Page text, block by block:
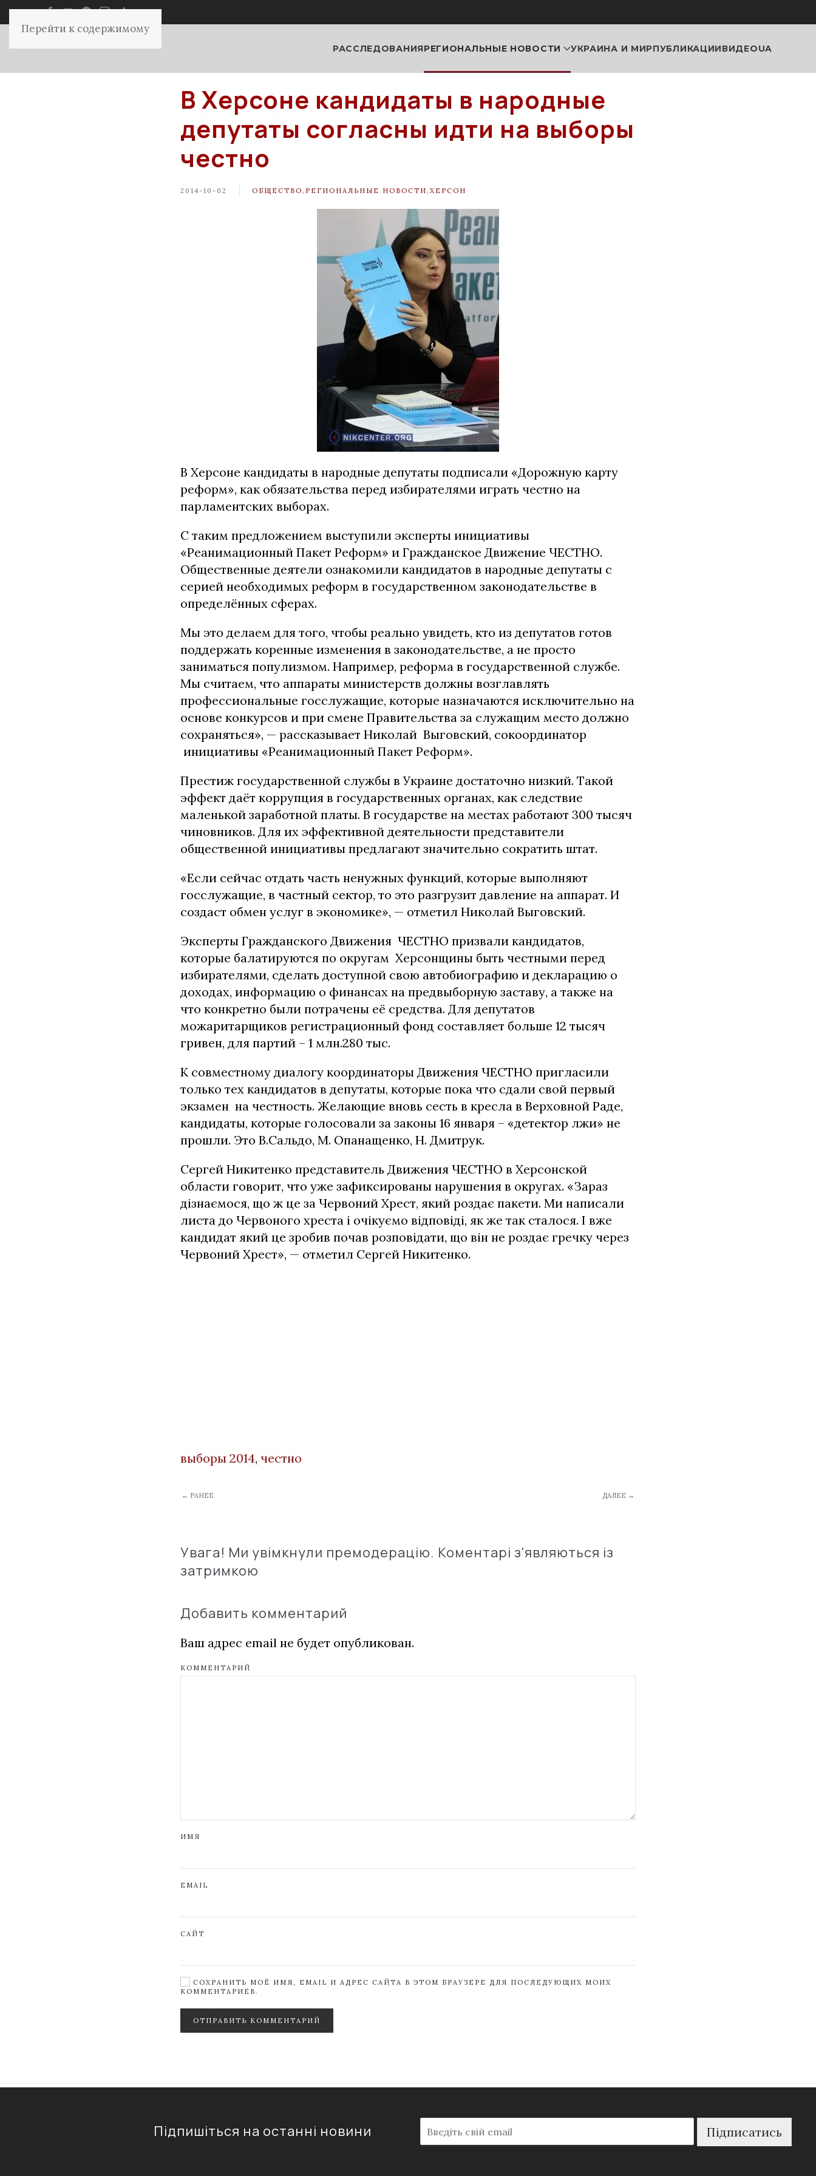
Перейти к содержимому
РАССЛЕДОВАНИЯРЕГИОНАЛЬНЫЕ НОВОСТИ УКРАИНА И МИРПУБЛИКАЦИИВИДЕОUA
В Херсоне кандидаты в народные
депутаты согласны идти на выборы
честно
2014-10-02 ОБЩЕСТВО РЕГИОНАЛЬНЫЕ НОВОСТИ ХЕРСОН
В Херсоне кандидаты в народные депутаты подписали «Дорожную карту
реформ», как обязательства перед избирателями играть честно на
парламентских выборах.
С таким предложением выступили эксперты инициативы
«Реанимационный Пакет Реформ» и Гражданское Движение ЧЕСТНО.
Общественные деятели ознакомили кандидатов в народные депутаты с
серией необходимых реформ в государственном законодательстве в
определённых сферах.
Мы это делаем для того, чтобы реально увидеть, кто из депутатов готов
поддержать коренные изменения в законодательстве, а не просто
заниматься популизмом. Например, реформа в государственной службе.
Мы считаем, что аппараты министерств должны возглавлять
профессиональные госслужащие, которые назначаются исключительно на
основе конкурсов и при смене Правительства за служащим место должно
сохраняться», — рассказывает Николай Выговский, сокоординатор
инициативы «Реанимационный Пакет Реформ».
Престиж государственной службы в Украине достаточно низкий. Такой
эффект даёт коррупция в государственных органах, как следствие
маленькой заработной платы. В государстве на местах работают 300 тысяч
чиновников. Для их эффективной деятельности представители
общественной инициативы предлагают значительно сократить штат.
«Если сейчас отдать часть ненужных функций, которые выполняют
госслужащие, в частный сектор, то это разгрузит давление на аппарат. И
создаст обмен услуг в экономике», — отметил Николай Выговский.
Эксперты Гражданского Движения ЧЕСТНО призвали кандидатов,
которые балатируются по округам Херсонщины быть честными перед
избирателями, сделать доступной свою автобиографию и декларацию о
доходах, информацию о финансах на предвыборную заставу, а также на
что конкретно были потрачены её средства. Для депутатов
можаритарщиков регистрационный фонд составляет больше 12 тысяч
гривен, для партий – 1 млн.280 тыс.
К совместному диалогу координаторы Движения ЧЕСТНО пригласили
только тех кандидатов в депутаты, которые пока что сдали свой первый
экзамен на честность. Желающие вновь сесть в кресла в Верховной Раде,
кандидаты, которые голосовали за законы 16 января – «детектор лжи» не
прошли. Это В.Сальдо, М. Опанащенко, Н. Дмитрук.
Сергей Никитенко представитель Движения ЧЕСТНО в Херсонской
области говорит, что уже зафиксированы нарушения в округах. «Зараз
дізнаємося, що ж це за Червоний Хрест, який роздає пакети. Ми написали
листа до Червоного хреста і очікуємо відповіді, як же так сталося. І вже
кандидат який це зробив почав розповідати, що він не роздає гречку через
Червоний Хрест», — отметил Сергей Никитенко.
выборы 2014, честно
← РАНЕЕ ДАЛЕЕ →
Увага! Ми увімкнули премодерацію. Коментарі з'являються із
затримкою
Добавить комментарий
Ваш адрес email не будет опубликован.
КОММЕНТАРИЙ
ИМЯ
EMAIL
САЙТ
СОХРАНИТЬ МОЁ ИМЯ, EMAIL И АДРЕС САЙТА В ЭТОМ БРАУЗЕРЕ ДЛЯ ПОСЛЕДУЮЩИХ МОИХ
КОММЕНТАРИЕВ.
ОТПРАВИТЬ КОММЕНТАРИЙ
Підпишіться на останні новини
m
a
Підписатись